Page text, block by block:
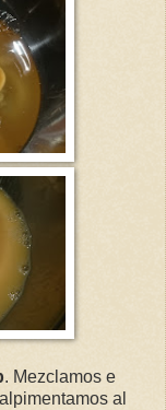
. Mezclamos e
al